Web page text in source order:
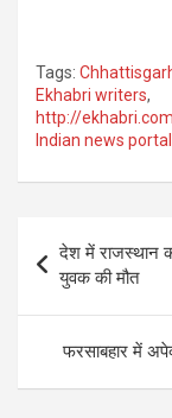
Tags:
Ekhabri writers,
http://
Indian news portal
Post
navigation
देश में राजस्थान
युवक की मौत
फरसाबहार में